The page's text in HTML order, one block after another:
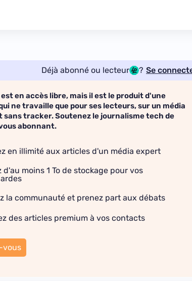
Déjà abonné ou lecteur ? Se
en accès libre, mais il est le produit d'une
ne travaille que pour ses lecteurs, sur un média
sans tracker. Soutenez le journalisme tech de
abonnant.
en illimité aux articles d'un média expert
d'au moins 1 To de stockage pour vos
la communauté et prenez part aux débats
des articles premium à vos contacts
vous